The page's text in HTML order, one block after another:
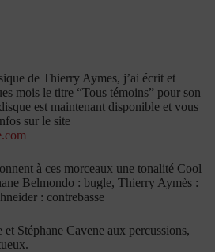
de Thierry Aymes, j’ai écrit et
mois le titre “Tous témoins” pour son
est maintenant disponible et vous
sur le site
à ces morceaux une tonalité Cool
Belmondo : bugle, Thierry Aymès :
: contrebasse
et Stéphane Cavene aux percussions,